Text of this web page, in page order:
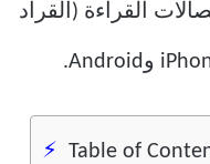
القراءة (القراد
Table of